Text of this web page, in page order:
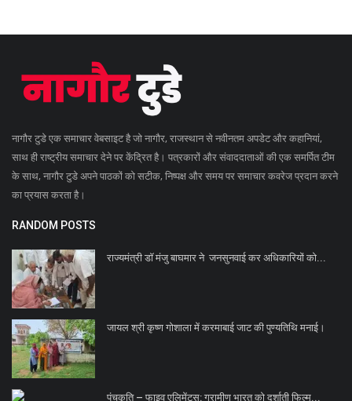
नागौर टुडे एक समाचार वेबसाइट है जो नागौर, राजस्थान से नवीनतम अपडेट और कहानियां,
साथ ही राष्ट्रीय समाचार देने पर केंद्रित है। पत्रकारों और संवाददाताओं की एक समर्पित टीम
के साथ, नागौर टुडे अपने पाठकों को सटीक, निष्पक्ष और समय पर समाचार कवरेज प्रदान करने
का प्रयास करता है।
RANDOM POSTS
राज्यमंत्री डॉ मंजु बाघमार ने जनसुनवाई कर अधिकारियों को...
जायल श्री कृष्ण गोशाला में करमाबाई जाट की पुण्यतिथि मनाई।
पंचकृति – फाइव एलिमेंट्स: ग्रामीण भारत को दर्शाती फिल्म...